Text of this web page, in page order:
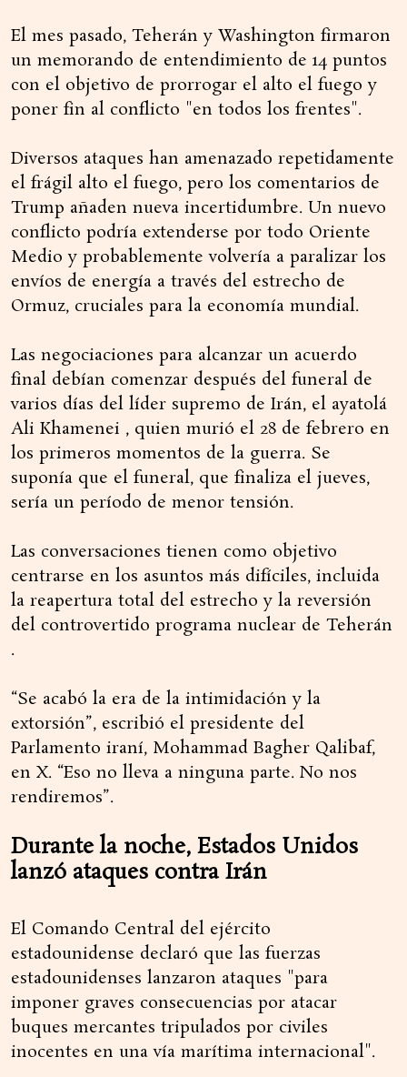
El mes pasado, Teherán y Washington firmaron
un memorando de entendimiento de 14 puntos
con el objetivo de prorrogar el alto el fuego y
poner fin al conflicto "en todos los frentes".
Diversos ataques han amenazado repetidamente
el frágil alto el fuego, pero los comentarios de
Trump añaden nueva incertidumbre. Un nuevo
conflicto podría extenderse por todo Oriente
Medio y probablemente volvería a paralizar los
envíos de energía a través del estrecho de
Ormuz, cruciales para la economía mundial.
Las negociaciones para alcanzar un acuerdo
final debían comenzar después del funeral de
varios días del líder supremo de Irán, el ayatolá
Ali Khamenei , quien murió el 28 de febrero en
los primeros momentos de la guerra. Se
suponía que el funeral, que finaliza el jueves,
sería un período de menor tensión.
Las conversaciones tienen como objetivo
centrarse en los asuntos más difíciles, incluida
la reapertura total del estrecho y la reversión
del controvertido programa nuclear de Teherán
.
“Se acabó la era de la intimidación y la
extorsión”, escribió el presidente del
Parlamento iraní, Mohammad Bagher Qalibaf,
en X. “Eso no lleva a ninguna parte. No nos
rendiremos”.
Durante la noche, Estados Unidos
lanzó ataques contra Irán
El Comando Central del ejército
estadounidense declaró que las fuerzas
estadounidenses lanzaron ataques "para
imponer graves consecuencias por atacar
buques mercantes tripulados por civiles
inocentes en una vía marítima internacional".